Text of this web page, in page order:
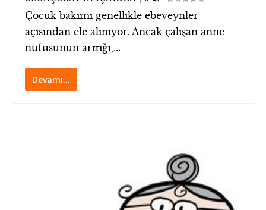
Çocuk bakımı genellikle ebeveynler
açısından ele alınıyor. Ancak çalışan anne
nüfusunun arttığı,...
Devamı…